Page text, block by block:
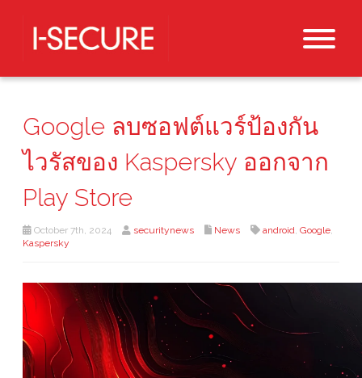
Google ลบซอฟต์แวร์ป้องกัน
ไวรัสของ Kaspersky ออกจาก
Play Store
October 7th, 2024 securitynews News android, Google,
Kaspersky